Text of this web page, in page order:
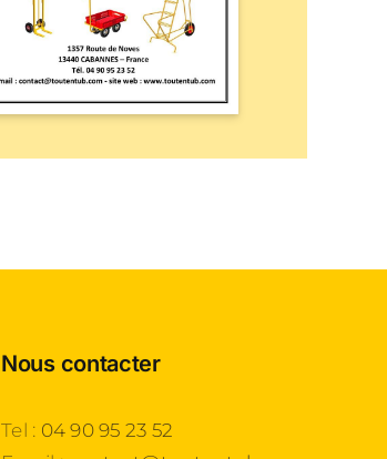
Nous contacter
Tel : 04 90 95 23 52